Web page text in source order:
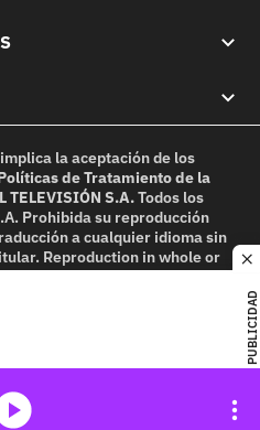
PUBLICIDAD
la aceptación de los
de Tratamiento de la
TELEVISIÓN S.A.Todos los
Prohibida su reproducción
a cualquier idioma sin
Reproduction in whole or
written permission is